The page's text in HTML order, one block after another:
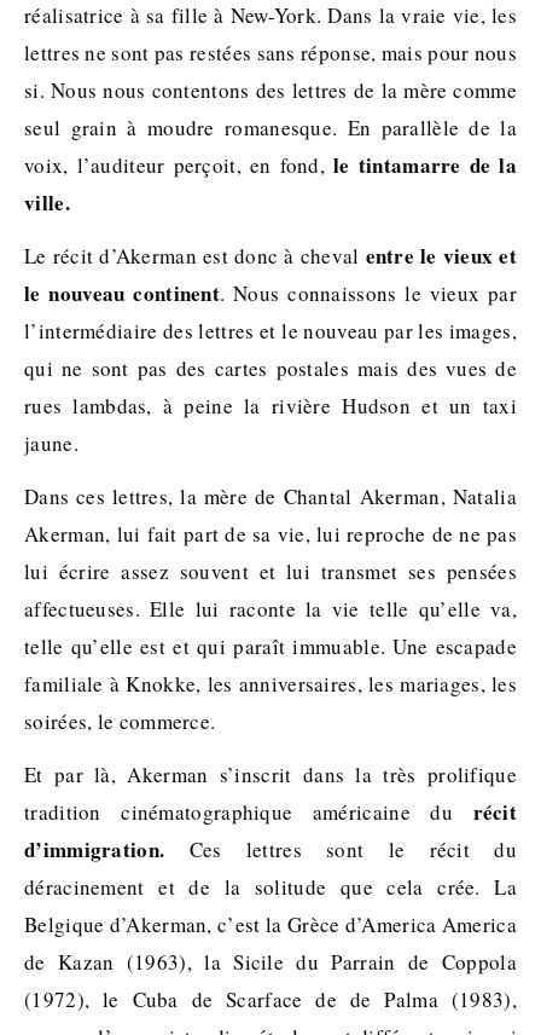
réalisatrice à sa fille à New-York. Dans la vraie vie, les
lettres ne sont pas restées sans réponse, mais pour nous
si. Nous nous contentons des lettres de la mère comme
seul grain à moudre romanesque. En parallèle de la
voix, l’auditeur perçoit, en fond,le tintamarre de la
ville.
Le récit d’Akerman est donc à cheval entre le vieux et
le nouveau continent. Nous connaissons le vieux par
l’intermédiaire des lettres et le nouveau par les images,
qui ne sont pas des cartes postales mais des vues de
rues lambdas, à peine la rivière Hudson et un taxi
jaune.
Dans ces lettres, la mère de Chantal Akerman, Natalia
Akerman, lui fait part de sa vie, lui reproche de ne pas
lui écrire assez souvent et lui transmet ses pensées
affectueuses. Elle lui raconte la vie telle qu’elle va,
telle qu’elle est et qui paraît immuable. Une escapade
familiale à Knokke, les anniversaires, les mariages, les
soirées, le commerce.
Et par là, Akerman s’inscrit dans la très prolifique
tradition cinématographique américaine du récit
d’immigration. Ces lettres sont le récit du
déracinement et de la solitude que cela crée. La
Belgique d’Akerman, c’est la Grèce d’America America
de Kazan (1963), la Sicile du Parrain de Coppola
(1972), le Cuba de Scarface de de Palma (1983),